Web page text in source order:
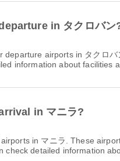
in タクロバン
departure airports in タクロ
information about facilities
in マニラ?
in マニラ. These
detailed information